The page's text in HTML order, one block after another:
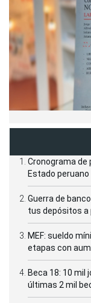
Cronograma de
Estado peruano
Guerra de
tus depósitos a
MEF: sueldo
etapas con
Beca 18: 10 mil
últimas 2 mil